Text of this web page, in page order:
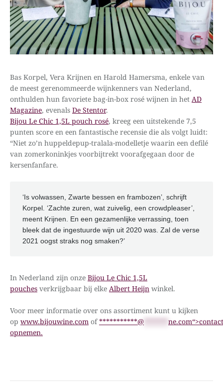
Bas Korpel, Vera Krijnen en Harold Hamersma, enkele van
de meest gerenommeerde wijnkenners van Nederland,
onthulden hun favoriete bag-in-box rosé wijnen in het AD
Magazine, evenals De Stentor.
Bijou Le Chic 1,5L pouch rosé, kreeg een uitstekende 7,5
punten score en een fantastische recensie die als volgt luidt:
“Niet zo’n huppeldepup-tralala-modelletje waarin een defilé
van zomerkoninkjes voorbijtrekt voorafgegaan door de
kersenfanfare.
‘Is volwassen, Zwarte bessen en frambozen’, schrijft
Korpel. ‘Zachte zuren, wat zuivelig, een crowdpleaser’,
meent Krijnen. En een gezamenlijke verrassing, toen
bleek dat de ingestuurde wijn uit 2020 was. Zal de verse
2021 oogst straks nog smaken?’
In Nederland zijn onze Bijou Le Chic 1,5L
pouches verkrijgbaar bij elke Albert Heijn winkel.
Voor meer informatie over ons assortiment kunt u kijken
op www.bijouwine.com of***********@
ne.com“>contact
opnemen.